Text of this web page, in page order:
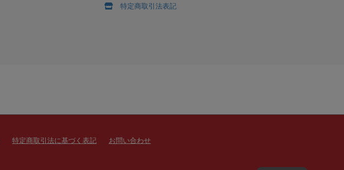
特定商取引法表記
特定商取引法に基づく表記 お問い合わせ